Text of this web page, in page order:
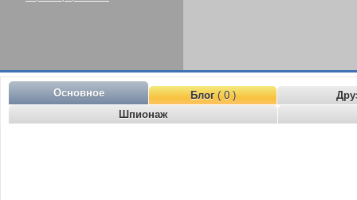
Основное Блог( 0 )
Шпионаж